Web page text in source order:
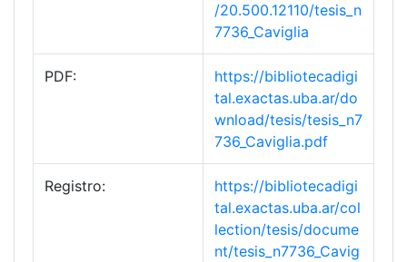
/20.500.12110/tesis_n
7736_Caviglia
PDF:
https://bibliotecadigi
tal.exactas.uba.ar/do
wnload/tesis/tesis_n7
736_Caviglia.pdf
Registro:
https://bibliotecadigi
tal.exactas.uba.ar/col
lection/tesis/docume
nt/tesis_n7736_Cavig